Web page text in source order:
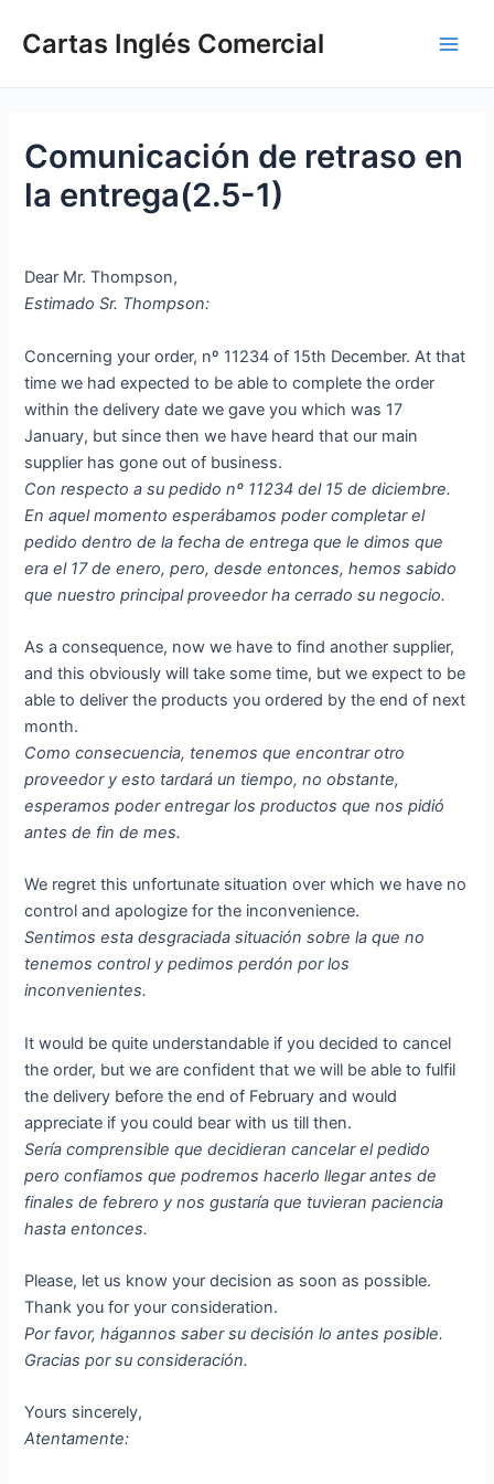
Cartas Inglés Comercial
Comunicación de retraso en
la entrega(2.5-1)
Dear Mr. Thompson,
Estimado Sr. Thompson:
Concerning your order, nº 11234 of 15th December. At that
time we had expected to be able to complete the order
within the delivery date we gave you which was 17
January, but since then we have heard that our main
supplier has gone out of business.
Con respecto a su pedido nº 11234 del 15 de diciembre.
En aquel momento esperábamos poder completar el
pedido dentro de la fecha de entrega que le dimos que
era el 17 de enero, pero, desde entonces, hemos sabido
que nuestro principal proveedor ha cerrado su negocio.
As a consequence, now we have to find another supplier,
and this obviously will take some time, but we expect to be
able to deliver the products you ordered by the end of next
month.
Como consecuencia, tenemos que encontrar otro
proveedor y esto tardará un tiempo, no obstante,
esperamos poder entregar los productos que nos pidió
antes de fin de mes.
We regret this unfortunate situation over which we have no
control and apologize for the inconvenience.
Sentimos esta desgraciada situación sobre la que no
tenemos control y pedimos perdón por los
inconvenientes.
It would be quite understandable if you decided to cancel
the order, but we are confident that we will be able to fulfil
the delivery before the end of February and would
appreciate if you could bear with us till then.
Sería comprensible que decidieran cancelar el pedido
pero confiamos que podremos hacerlo llegar antes de
finales de febrero y nos gustaría que tuvieran paciencia
hasta entonces.
Please, let us know your decision as soon as possible.
Thank you for your consideration.
Por favor, hágannos saber su decisión lo antes posible.
Gracias por su consideración.
Yours sincerely,
Atentamente: